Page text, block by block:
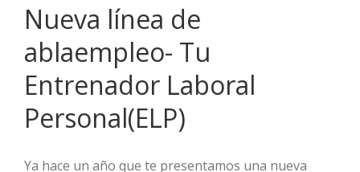
Nueva línea de
ablaempleo- Tu
Entrenador Laboral
Personal(ELP)
Ya hace un año que te presentamos una nueva